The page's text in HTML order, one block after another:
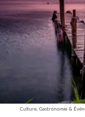
Culture, Gastronomie &